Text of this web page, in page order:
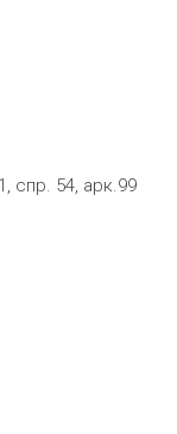
спр. 54, арк.99